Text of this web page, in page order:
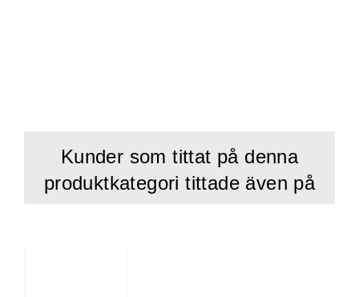
Kunder som tittat på denna
produktkategori tittade även på